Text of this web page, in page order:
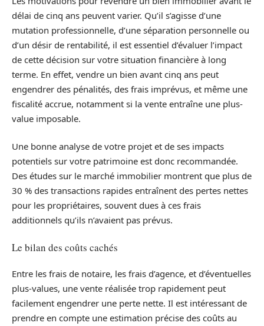
délai de cinq ans peuvent varier. Qu’il s’agisse d’une
mutation professionnelle, d’une séparation personnelle ou
d’un désir de rentabilité, il est essentiel d’évaluer l’impact
de cette décision sur votre situation financière à long
terme. En effet, vendre un bien avant cinq ans peut
engendrer des pénalités, des frais imprévus, et même une
fiscalité accrue, notamment si la vente entraîne une plus-
value imposable.
Une bonne analyse de votre projet et de ses impacts
potentiels sur votre patrimoine est donc recommandée.
Des études sur le marché immobilier montrent que plus de
30 % des transactions rapides entraînent des pertes nettes
pour les propriétaires, souvent dues à ces frais
additionnels qu’ils n’avaient pas prévus.
Le bilan des coûts cachés
Entre les frais de notaire, les frais d’agence, et d’éventuelles
plus-values, une vente réalisée trop rapidement peut
facilement engendrer une perte nette. Il est intéressant de
prendre en compte une estimation précise des coûts au